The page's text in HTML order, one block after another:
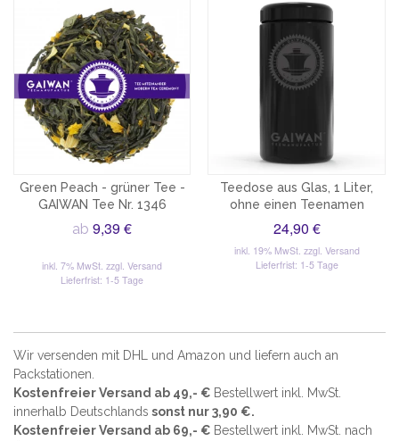
Green Peach - grüner Tee -
GAIWAN Tee Nr. 1346
ab9,39 €
inkl. 7% MwSt.zzgl. Versand
Lieferfrist: 1-5 Tage
Teedose aus Glas, 1 Liter,
ohne einen Teenamen
24,90 €
inkl. 19% MwSt. zzgl. Versand
Lieferfrist: 1-5 Tage
Wir versenden mit DHL und Amazon und liefern auch an
Packstationen.
Kostenfreier Versand ab 49,- € Bestellwert inkl. MwSt.
innerhalb Deutschlands sonst nur 3,90 €.
Kostenfreier Versand ab 69,- € Bestellwert inkl. MwSt. nach